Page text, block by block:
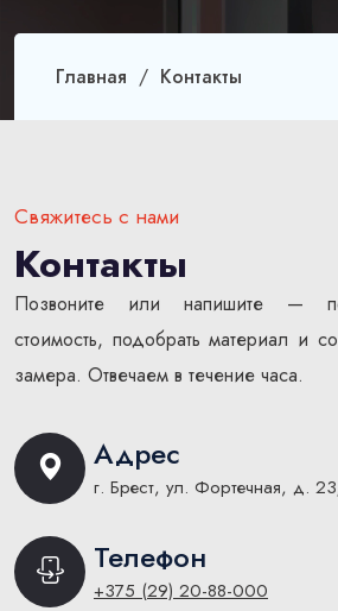
Главная Контакты
Свяжитесь с нами
Контакты
Позвоните или напишите —
стоимость, подобрать материал и
замера. Отвечаем в течение часа.
Адрес
г. Брест, ул. Фортечная, д.
Телефон
+375 (29) 20-88-000